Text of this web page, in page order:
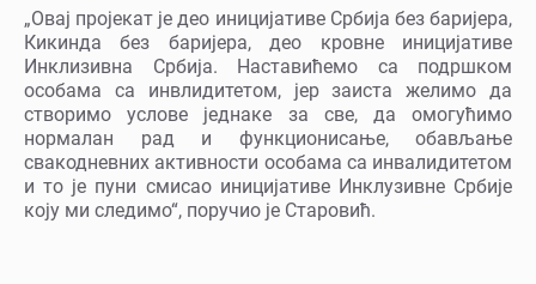
„Овај пројекат је део иницијативе Србија без баријера,
Кикинда без баријера, део кровне иницијативе
Инклизивна Србија. Наставићемо са подршком
особама са инвлидитетом, јер заиста желимо да
створимо услове једнаке за све, да омогућимо
нормалан рад и функционисање, обављање
свакодневних активности особама са инвалидитетом
и то је пуни смисао иницијативе Инклузивне Србије
коју ми следимо“, поручио је Старовић.